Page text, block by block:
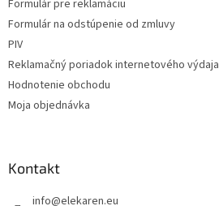
Formulár pre reklamáciu
Formulár na odstúpenie od zmluvy
PIV
Reklamačný poriadok internetového výdaja
Hodnotenie obchodu
Moja objednávka
Kontakt
info@elekaren.eu